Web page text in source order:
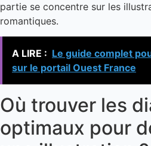
partie se concentre sur les
romantiques.
A LIRE : Le guide complet
sur le portail Ouest France
Où trouver les
optimaux pour